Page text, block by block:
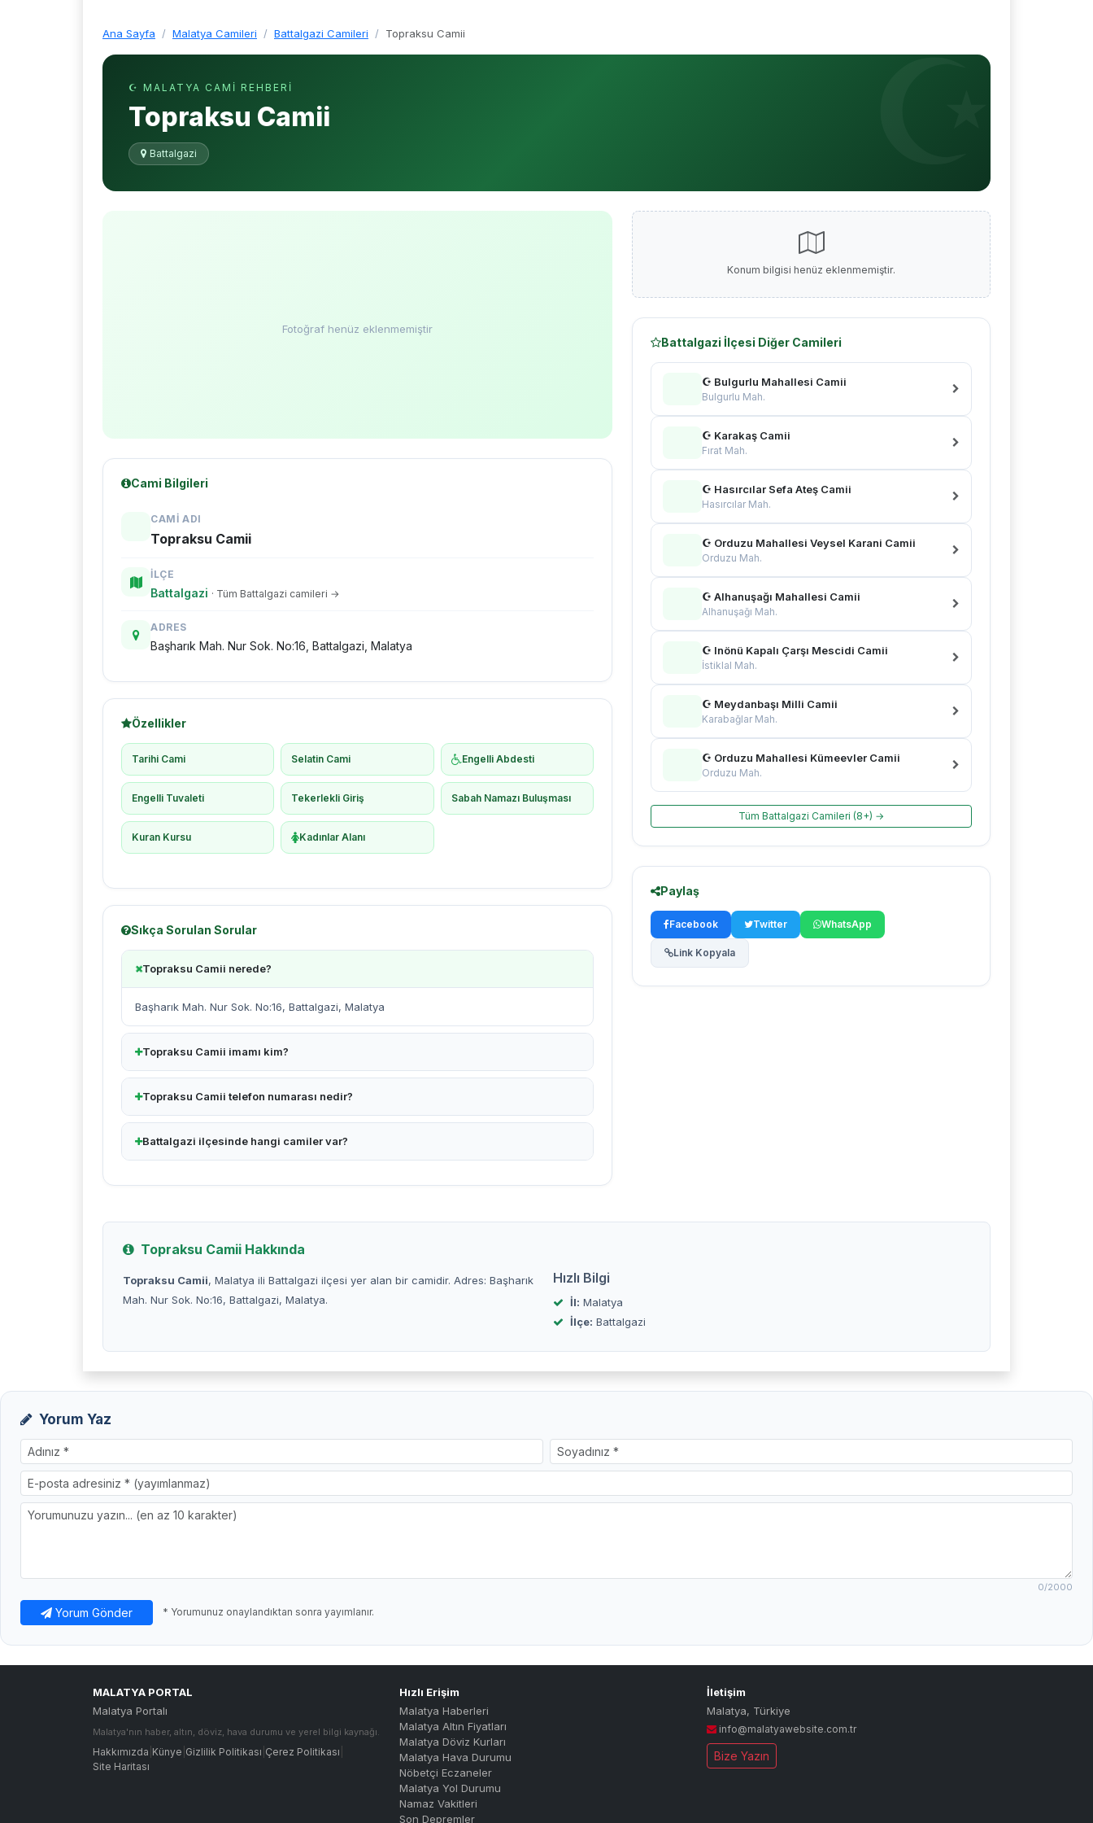
Ana Sayfa Malatya Camileri Battalgazi Camileri Topraksu Camii
☪ MALATYA CAMI REHBERI
Topraksu Camii
Battalgazi
Fotoğraf henüz eklenmemiştir
Cami Bilgileri
CAMI ADI
Topraksu Camii
İLÇE
Battalgazi · Tüm Battalgazi camileri →
ADRES
Başharık Mah. Nur Sok. No:16, Battalgazi, Malatya
Özellikler
Tarihi Cami Selatin Cami Engelli Abdesti
Engelli Tuvaleti Tekerlekli Giriş Sabah Namazı Buluşması
Kuran Kursu Kadınlar Alanı
Sıkça Sorulan Sorular
Topraksu Camii nerede?
Başharık Mah. Nur Sok. No:16, Battalgazi, Malatya
Topraksu Camii imamı kim?
Topraksu Camii telefon numarası nedir?
Battalgazi ilçesinde hangi camiler var?
Konum bilgisi henüz eklenmemiştir.
Battalgazi İlçesi Diğer Camileri
☪ Bulgurlu Mahallesi Camii
Bulgurlu Mah.
☪ Karakaş Camii
Fırat Mah.
☪ Hasırcılar Sefa Ateş Camii
Hasırcılar Mah.
☪ Orduzu Mahallesi Veysel Karani Camii
Orduzu Mah.
☪ Alhanuşağı Mahallesi Camii
Alhanuşağı Mah.
☪ Inönü Kapalı Çarşı Mescidi Camii
İstiklal Mah.
☪ Meydanbaşı Milli Camii
Karabağlar Mah.
☪ Orduzu Mahallesi Kümeevler Camii
Orduzu Mah.
Tüm Battalgazi Camileri (8+) →
Paylaş
Facebook Twitter WhatsApp
Link Kopyala
Topraksu Camii Hakkında
Topraksu Camii, Malatya ili Battalgazi ilçesi yer alan bir camidir. Adres: Başharık
Mah. Nur Sok. No:16, Battalgazi, Malatya.
Hızlı Bilgi
İl: Malatya
İlçe: Battalgazi
Yorum Yaz
0/2000
Yorum Gönder * Yorumunuz onaylandıktan sonra yayımlanır.
MALATYA PORTAL
Malatya Portalı
Malatya'nın haber, altın, döviz, hava durumu ve yerel bilgi kaynağı.
Hakkımızda Künye Gizlilik Politikası Çerez Politikası
Site Haritası
Hızlı Erişim
Malatya Haberleri
Malatya Altın Fiyatları
Malatya Döviz Kurları
Malatya Hava Durumu
Nöbetçi Eczaneler
Malatya Yol Durumu
Namaz Vakitleri
Son Depremler
İletişim
Malatya, Türkiye
info@malatyawebsite.com.tr
Bize Yazın